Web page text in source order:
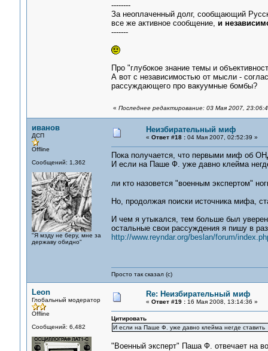
--------
За неоплаченный долг, сообщающий
все же активное сообщение, и
-------
Про "глубокое знание темы и
А вот с независимостью от мысли -
рассуждающего про вакуумные бомбы?
« Последнее редактирование: 03 Мая 2007,
иванов
ДСП
Offline
Сообщений: 1,362
"Я мзду не беру, мне за
державу обидно"
Неизбирательный миф
« Ответ #18 :04 Мая 2007, 02:52:39 »
Пока получается, что первыми миф об
И если на Паше Ф. уже давно клейма
ли кто назовется "военным экспертом"
Но, продолжая поиски источника мифа,
И чем я утыкался, тем больше был
остальные свои рассуждения я пишу в
http://www.reyndar.org/beslan/forum/
Просто так сказал (с)
Leon
Глобальный модератор
Offline
Сообщений: 6,482
Re: Неизбирательный миф
« Ответ #19 :16 Мая 2008, 13:14:36 »
Цитировать
И если на Паше Ф. уже давно клейма негде ставить
"Военный эксперт" Паша Ф. отвечает на